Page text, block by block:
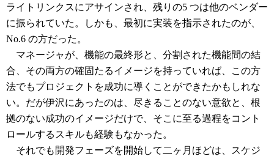
ライトリンクスにアサインされ、残りの5 つは他のベンダー
に振られていた。しかも、最初に実装を指示されたのが、
No.6 の方だった。
マネージャが、機能の最終形と、分割された機能間の結
合、その両方の確固たるイメージを持っていれば、この方
法でもプロジェクトを成功に導くことができたかもしれな
い。だが伊沢にあったのは、尽きることのない意欲と、根
拠のない成功のイメージだけで、そこに至る過程をコント
ロールするスキルも経験もなかった。
それでも開発フェーズを開始して二ヶ月ほどは、スケジ